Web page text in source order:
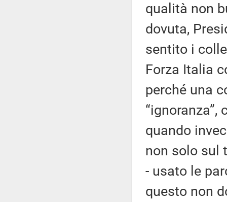
qualità non
dovuta,
sentito i
Forza Italia
perché una
quando
non solo sul
- usato le
questo non